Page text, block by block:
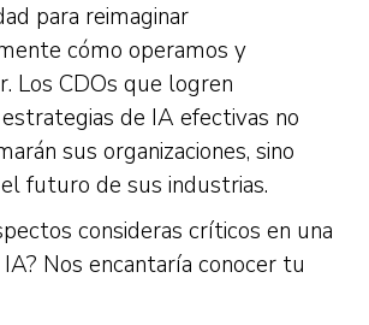
para reimaginar
cómo operamos y
Los CDOs que logren
de IA efectivas no
sus organizaciones, sino
futuro de sus industrias.
consideras críticos en una
Nos encantaría conocer tu